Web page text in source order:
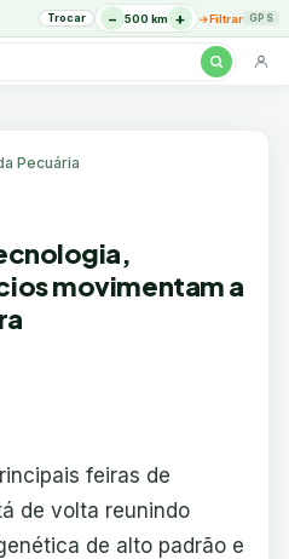
Trocar − 500 km + →Filtrar GPS
Pecuária
movimentam a
feiras de
de volta reunindo
de alto padrão e